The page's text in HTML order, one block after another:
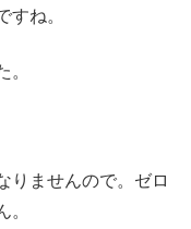
すね。
。
りませんので。ゼロ
。